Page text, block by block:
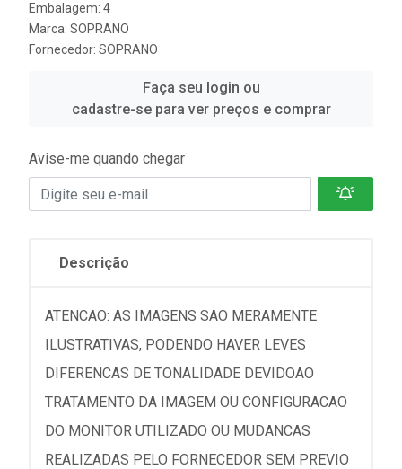
Embalagem: 4
Marca: SOPRANO
Fornecedor: SOPRANO
Faça seu login ou
cadastre-se para ver preços e comprar
Avise-me quando chegar
Descrição
ATENCAO: AS IMAGENS SAO MERAMENTE
ILUSTRATIVAS, PODENDO HAVER LEVES
DIFERENCAS DE TONALIDADE DEVIDOAO
TRATAMENTO DA IMAGEM OU CONFIGURACAO
DO MONITOR UTILIZADO OU MUDANCAS
REALIZADAS PELO FORNECEDOR SEM PREVIO